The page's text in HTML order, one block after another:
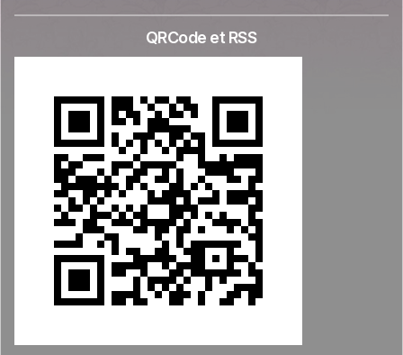
QRCode et RSS